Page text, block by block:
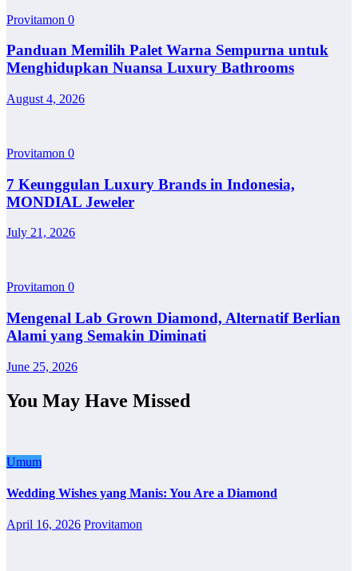
Provitamon 0
Panduan Memilih Palet Warna Sempurna untuk
Menghidupkan Nuansa Luxury Bathrooms
August 4, 2026
Provitamon 0
7 Keunggulan Luxury Brands in Indonesia,
MONDIAL Jeweler
July 21, 2026
Provitamon 0
Mengenal Lab Grown Diamond, Alternatif Berlian
Alami yang Semakin Diminati
June 25, 2026
You May Have Missed
Umum
Wedding Wishes yang Manis: You Are a Diamond
April 16, 2026 Provitamon